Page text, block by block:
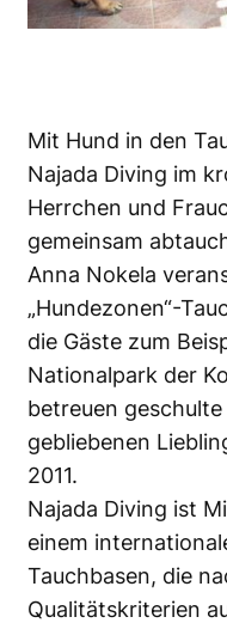
Mit Hund in den
Najada Diving im
Herrchen und
gemeinsam
Anna Nokela
„Hundezonen“-
die Gäste zum
Nationalpark der
betreuen
gebliebenen
2011.
Najada Diving ist
einem
Tauchbasen, die
Qualitätskriterien